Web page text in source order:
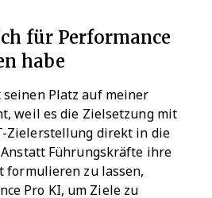
für Performance
habe
seinen Platz auf meiner
weil es die Zielsetzung mit
Zielerstellung direkt in die
Führungskräfte ihre
formulieren zu lassen,
Pro KI, um Ziele zu